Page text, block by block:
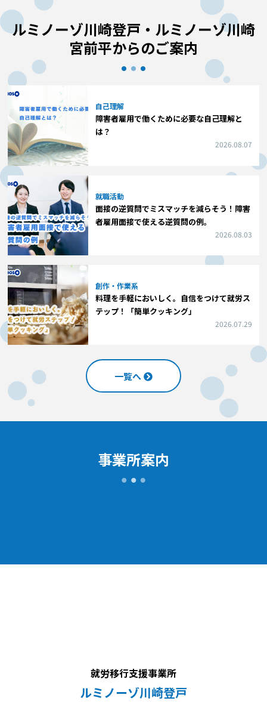
ルミノーゾ川崎登戸・ルミノーゾ川崎
宮前平からのご案内
自己理解
障害者雇用で働くために必要な自己理解と
は？
2026.08.07
就職活動
面接の逆質問でミスマッチを減らそう！障害
者雇用面接で使える逆質問の例。
2026.08.03
創作・作業系
料理を手軽においしく。自信をつけて就労ス
テップ！「簡単クッキング」
2026.07.29
一覧へ
事業所案内
就労移行支援事業所
ルミノーゾ川崎登戸